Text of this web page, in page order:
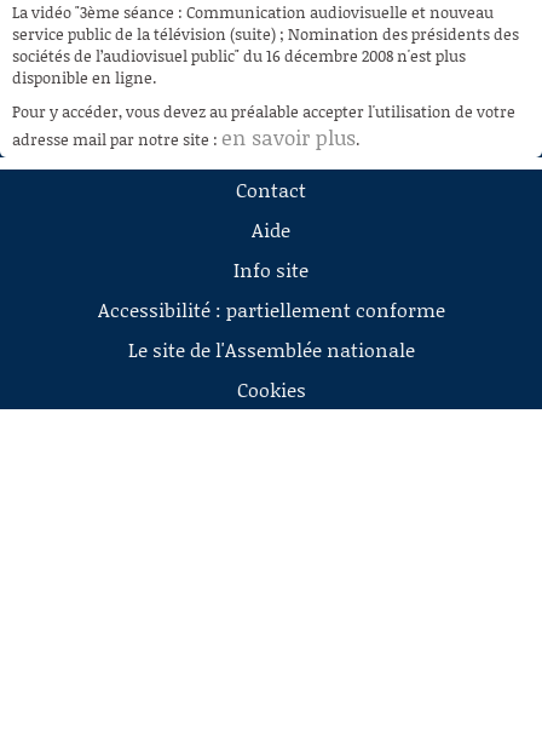
À LA DEMANDE
RECHERCHE
AIDE À LA DÉCOUPE
DE VIDÉOS
La vidéo "3ème séance : Communication audiovisuelle et nouveau
service public de la télévision (suite) ; Nomination des présidents des
sociétés de l’audiovisuel public" du 16 décembre 2008 n'est plus
disponible en ligne.
Pour y accéder, vous devez au préalable accepter l'utilisation de votre
adresse mail par notre site : en savoir plus.
Contact
Aide
Info site
Accessibilité : partiellement conforme
Le site de l'Assemblée nationale
Cookies